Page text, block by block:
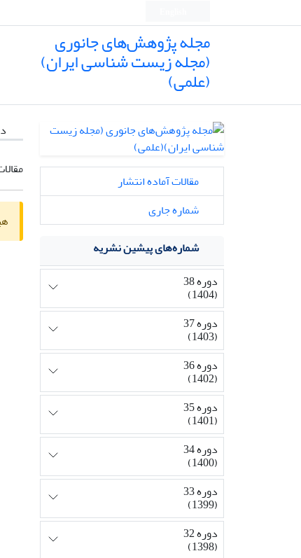
مجله پژوهش‌های جانوری
(مجله زیست شناسی ایران)
(علمی)
مقالات آماده انتشار
شماره جاری
شماره‌های پیشین نشریه
دوره 38
(1404)
دوره 37
(1403)
دوره 36
(1402)
دوره 35
(1401)
دوره 34
(1400)
دوره 33
(1399)
دوره 32
(1398)